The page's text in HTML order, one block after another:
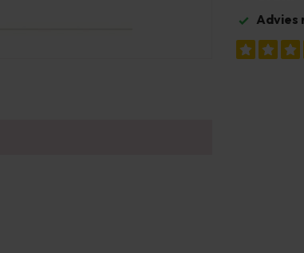
Advies